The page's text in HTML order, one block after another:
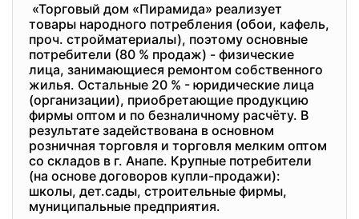
«Торговый дом «Пирамида» реализует
товары народного потребления (обои, кафель,
проч. стройматериалы), поэтому основные
потребители (80 % продаж) - физические
лица, занимающиеся ремонтом собственного
жилья. Остальные 20 % - юридические лица
(организации), приобретающие продукцию
фирмы оптом и по безналичному расчёту. В
результате задействована в основном
розничная торговля и торговля мелким оптом
со складов в г. Анапе. Крупные потребители
(на основе договоров купли-продажи):
школы, дет.сады, строительные фирмы,
муниципальные предприятия.